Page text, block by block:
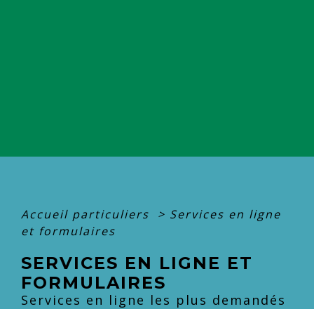
Accueil particuliers > Services en ligne
et formulaires
SERVICES EN LIGNE ET
FORMULAIRES
Services en ligne les plus demandés